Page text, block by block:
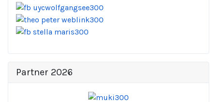
Partner 2026